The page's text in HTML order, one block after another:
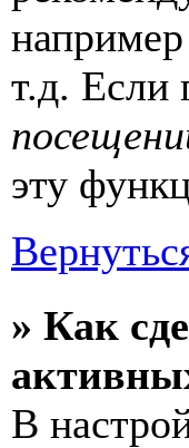
т.д. Если
эту
» Как
В